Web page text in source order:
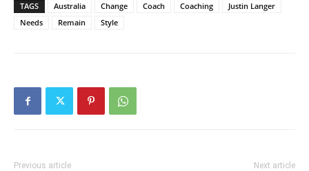
TAGS Australia Change Coach Coaching
Justin Langer
Needs
Remain Style
Previous article Next article